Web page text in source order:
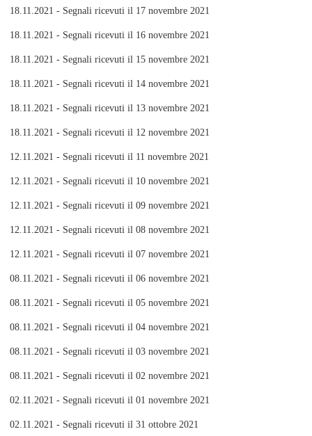
18.11.2021 - Segnali ricevuti il 17 novembre 2021
18.11.2021 - Segnali ricevuti il 16 novembre 2021
18.11.2021 - Segnali ricevuti il 15 novembre 2021
18.11.2021 - Segnali ricevuti il 14 novembre 2021
18.11.2021 - Segnali ricevuti il 13 novembre 2021
18.11.2021 - Segnali ricevuti il 12 novembre 2021
12.11.2021 - Segnali ricevuti il 11 novembre 2021
12.11.2021 - Segnali ricevuti il 10 novembre 2021
12.11.2021 - Segnali ricevuti il 09 novembre 2021
12.11.2021 - Segnali ricevuti il 08 novembre 2021
12.11.2021 - Segnali ricevuti il 07 novembre 2021
08.11.2021 - Segnali ricevuti il 06 novembre 2021
08.11.2021 - Segnali ricevuti il 05 novembre 2021
08.11.2021 - Segnali ricevuti il 04 novembre 2021
08.11.2021 - Segnali ricevuti il 03 novembre 2021
08.11.2021 - Segnali ricevuti il 02 novembre 2021
02.11.2021 - Segnali ricevuti il 01 novembre 2021
02.11.2021 - Segnali ricevuti il 31 ottobre 2021